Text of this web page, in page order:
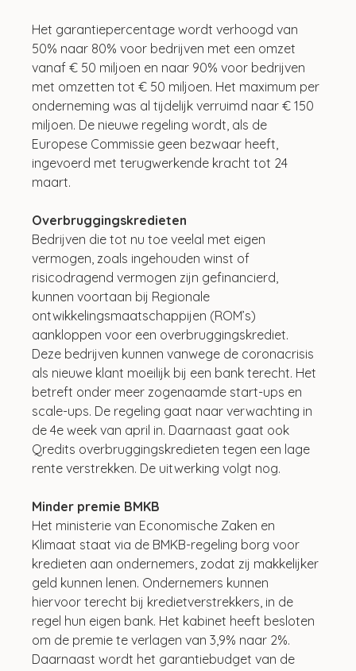
Het garantiepercentage wordt verhoogd van
50% naar 80% voor bedrijven met een omzet
vanaf € 50 miljoen en naar 90% voor bedrijven
met omzetten tot € 50 miljoen. Het maximum per
onderneming was al tijdelijk verruimd naar € 150
miljoen. De nieuwe regeling wordt, als de
Europese Commissie geen bezwaar heeft,
ingevoerd met terugwerkende kracht tot 24
maart.
Overbruggingskredieten
Bedrijven die tot nu toe veelal met eigen
vermogen, zoals ingehouden winst of
risicodragend vermogen zijn gefinancierd,
kunnen voortaan bij Regionale
ontwikkelingsmaatschappijen (ROM’s)
aankloppen voor een overbruggingskrediet.
Deze bedrijven kunnen vanwege de coronacrisis
als nieuwe klant moeilijk bij een bank terecht. Het
betreft onder meer zogenaamde start-ups en
scale-ups. De regeling gaat naar verwachting in
de 4e week van april in. Daarnaast gaat ook
Qredits overbruggingskredieten tegen een lage
rente verstrekken. De uitwerking volgt nog.
Minder premie BMKB
Het ministerie van Economische Zaken en
Klimaat staat via de BMKB-regeling borg voor
kredieten aan ondernemers, zodat zij makkelijker
geld kunnen lenen. Ondernemers kunnen
hiervoor terecht bij kredietverstrekkers, in de
regel hun eigen bank. Het kabinet heeft besloten
om de premie te verlagen van 3,9% naar 2%.
Daarnaast wordt het garantiebudget van de